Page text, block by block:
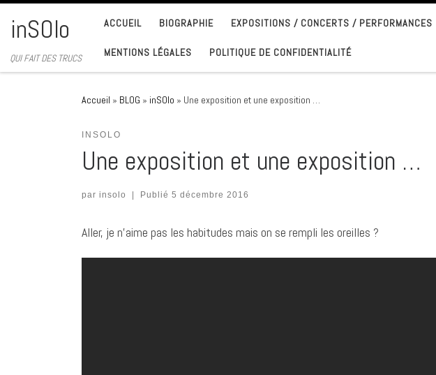
Passer au contenu
inSOlo
QUI FAIT DES TRUCS
ACCUEIL BIOGRAPHIE EXPOSITIONS / CONCERTS / PERFORMANCES
MENTIONS LÉGALES POLITIQUE DE CONFIDENTIALITÉ
Accueil » BLOG » inSOlo » Une exposition et une exposition …
INSOLO
Une exposition et une exposition …
par insolo Publié 5 décembre 2016
Aller, je n’aime pas les habitudes mais on se rempli les oreilles ?